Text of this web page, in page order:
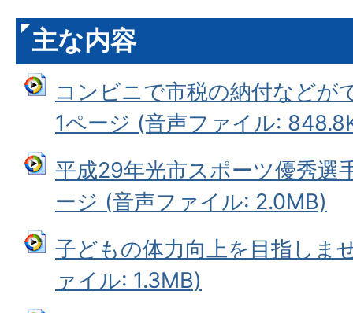
主な内容
コンビニで市税の納付などが
1ページ (音声ファイル:
平成29年光市スポーツ優秀選
ージ (音声ファイル: 2.0MB)
子どもの体力向上を目指しま
ァイル: 1.3MB)